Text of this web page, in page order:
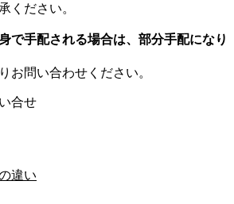
ください。
で手配される場合は、部分手配になり
お問い合わせください。
合せ
違い